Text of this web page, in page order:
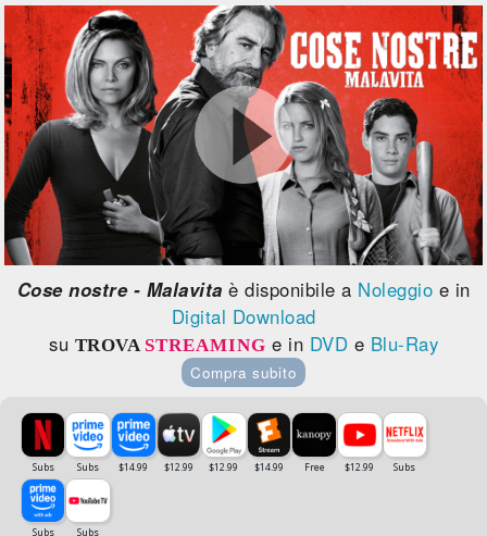
Cose nostre - Malavita è disponibile a Noleggio e in
Digital Download
su TROVA STREAMING e in DVD e Blu-Ray
Compra subito